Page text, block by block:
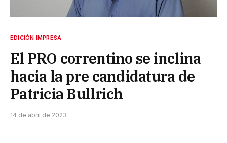
EDICIÓN IMPRESA
El PRO correntino se inclina
hacia la pre candidatura de
Patricia Bullrich
14 de abril de 2023